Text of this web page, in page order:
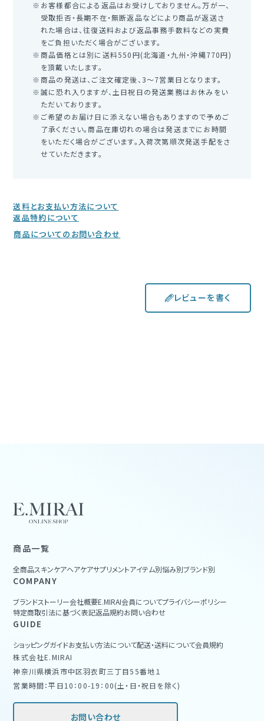
お客様都合による返品はお受けしておりません。万が一、
受取拒否・長期不在・無断返品などにより商品が返送さ
れた場合は、往復送料および返品事務手数料などの実費
をご負担いただく場合がございます。
商品価格とは別に送料550円(北海道・九州・沖縄770円)
を頂戴いたします。
商品の発送は、ご注文確定後、3～7営業日となります。
誠に恐れ入りますが、土日祝日の発送業務はお休みをい
ただいております。
ご希望のお届け日に添えない場合もありますので予めご
了承ください。商品在庫切れの場合は発送までにお時間
をいただく場合がございます。入荷次第順次発送手配をさ
せていただきます。
送料とお支払い方法について
返品特約について
商品についてのお問い合わせ
レビューを書く
株式会社E.MIRAI
神奈川県横浜市中区羽衣町三丁目55番地１
営業時間：平日10：00-19：00(土・日・祝日を除く)
お問い合わせ
商品一覧
全商品スキンケアヘアケアサプリメントアイテム別悩み別ブランド別
COMPANY
ブランドストーリー会社概要E.MIRAI会員についてプライバシーポリシー
特定商取引法に基づく表記返品規約お問い合わせ
GUIDE
ショッピングガイドお支払い方法について配送・送料について会員規約